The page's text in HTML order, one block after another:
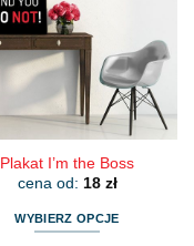
można
wybrać
na
stronie
produktu
Plakat I’m the Boss
cena od: 18 zł
WYBIERZ OPCJE